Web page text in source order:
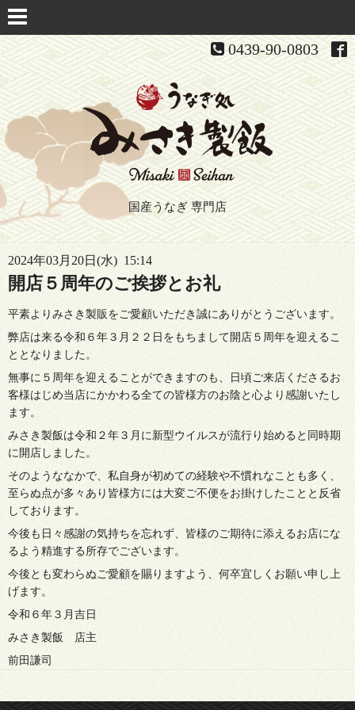
0439-90-0803
国産うなぎ 専門店
2024年03月20日(水) 15:14
開店５周年のご挨拶とお礼
平素よりみさき製販をご愛顧いただき誠にありがとうございます。
弊店は来る令和６年３月２２日をもちまして開店５周年を迎えるこ
ととなりました。
無事に５周年を迎えることができますのも、日頃ご来店くださるお
客様はじめ当店にかかわる全ての皆様方のお陰と心より感謝いたし
ます。
みさき製飯は令和２年３月に新型ウイルスが流行り始めると同時期
に開店しました。
そのようななかで、私自身が初めての経験や不慣れなことも多く、
至らぬ点が多々あり皆様方には大変ご不便をお掛けしたことと反省
しております。
今後も日々感謝の気持ちを忘れず、皆様のご期待に添えるお店にな
るよう精進する所存でございます。
今後とも変わらぬご愛顧を賜りますよう、何卒宜しくお願い申し上
げます。
令和６年３月吉日
みさき製飯 店主
前田謙司